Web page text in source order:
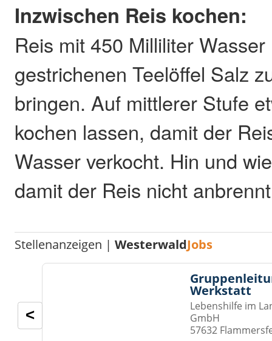
Inzwischen Reis kochen:
Reis mit 450 Milliliter
gestrichenen Teelöffel Salz
bringen. Auf mittlerer Stufe
kochen lassen, damit der
Wasser verkocht. Hin und
damit der Reis nicht
Stellenanzeigen |WesterwaldJobs
Werkstatt
Lebenshilfe im
GmbH
57632
<